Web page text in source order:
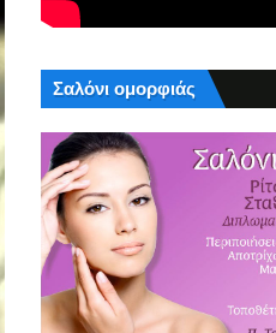
Σαλόνι ομορφιάς